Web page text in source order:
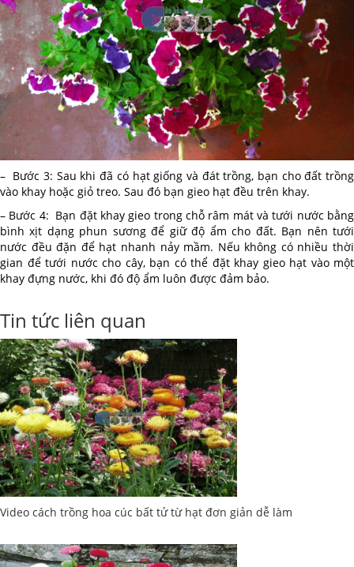
– Bước 3: Sau khi đã có hạt giống và đát trồng, bạn cho đất trồng
vào khay hoặc giỏ treo. Sau đó bạn gieo hạt đều trên khay.
– Bước 4: Bạn đặt khay gieo trong chỗ râm mát và tưới nước bằng
bình xịt dạng phun sương để giữ độ ẩm cho đất. Bạn nên tưới
nước đều đặn để hạt nhanh nảy mầm. Nếu không có nhiều thời
gian để tưới nước cho cây, bạn có thể đặt khay gieo hạt vào một
khay đựng nước, khi đó độ ẩm luôn được đảm bảo.
Tin tức liên quan
Video cách trồng hoa cúc bất tử từ hạt đơn giản dễ làm